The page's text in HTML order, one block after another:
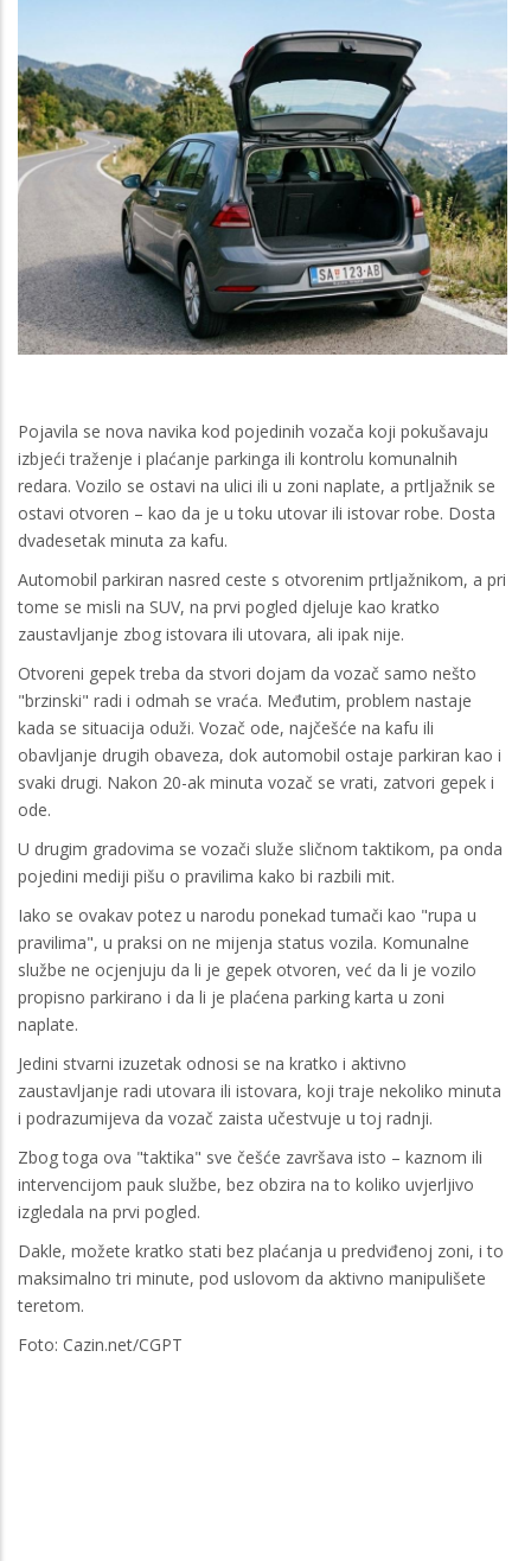
Pojavila se nova navika kod pojedinih vozača koji pokušavaju
izbjeći traženje i plaćanje parkinga ili kontrolu komunalnih
redara. Vozilo se ostavi na ulici ili u zoni naplate, a prtljažnik se
ostavi otvoren – kao da je u toku utovar ili istovar robe. Dosta
dvadesetak minuta za kafu.
Automobil parkiran nasred ceste s otvorenim prtljažnikom, a pri
tome se misli na SUV, na prvi pogled djeluje kao kratko
zaustavljanje zbog istovara ili utovara, ali ipak nije.
Otvoreni gepek treba da stvori dojam da vozač samo nešto
"brzinski" radi i odmah se vraća. Međutim, problem nastaje
kada se situacija oduži. Vozač ode, najčešće na kafu ili
obavljanje drugih obaveza, dok automobil ostaje parkiran kao i
svaki drugi. Nakon 20-ak minuta vozač se vrati, zatvori gepek i
ode.
U drugim gradovima se vozači služe sličnom taktikom, pa onda
pojedini mediji pišu o pravilima kako bi razbili mit.
Iako se ovakav potez u narodu ponekad tumači kao "rupa u
pravilima", u praksi on ne mijenja status vozila. Komunalne
službe ne ocjenjuju da li je gepek otvoren, već da li je vozilo
propisno parkirano i da li je plaćena parking karta u zoni
naplate.
Jedini stvarni izuzetak odnosi se na kratko i aktivno
zaustavljanje radi utovara ili istovara, koji traje nekoliko minuta
i podrazumijeva da vozač zaista učestvuje u toj radnji.
Zbog toga ova "taktika" sve češće završava isto – kaznom ili
intervencijom pauk službe, bez obzira na to koliko uvjerljivo
izgledala na prvi pogled.
Dakle, možete kratko stati bez plaćanja u predviđenoj zoni, i to
maksimalno tri minute, pod uslovom da aktivno manipulišete
teretom.
Foto: Cazin.net/CGPT